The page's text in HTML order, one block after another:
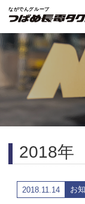
2018年
2018.11.14 お